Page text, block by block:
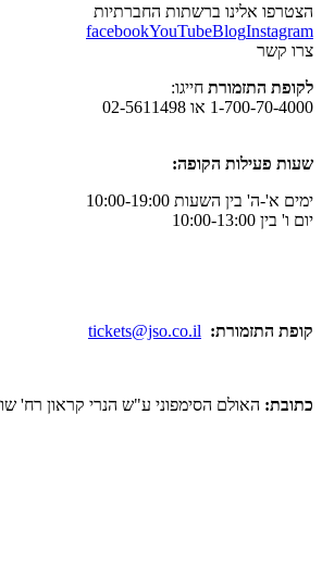
ברשתות החברתיות
facebookYouTubeBlog
חייגו:
02-5611498
הקופה:
השעות 10:00-19:00
tickets@jso.co.il
הסימפוני ע"ש הנרי קראון רח' שופן 5, ירושלים